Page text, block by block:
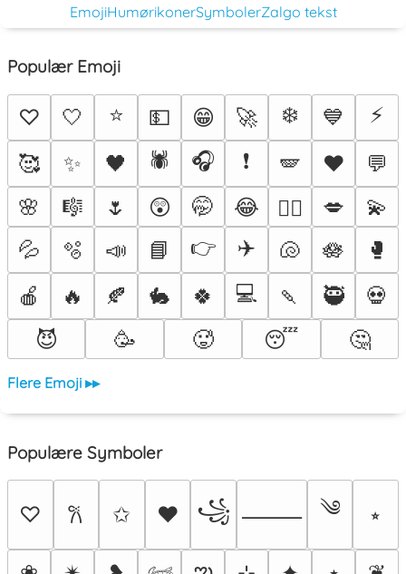
EmojiHumørikonerSymbolerZalgo tekst
Populær Emoji
♡ 🤍 ⭐ 💵 😁 🚀 ❄️ 💙
⚡
🥰
✨ 🖤 🕷️ 🎧 ❗ 🪽 ♥️
💬
🌸
🎼 🌷 😲 🤭 😂 ❤️‍🔥 💋
💫
💦
🫧 📣 📘 👉 ✈️ 🐚 🪷
🥊
🍎
🔥 🍂 🐇 🍀 💻 🍡 🥷
💀
😈
🥳 🥵 😴 🤔
Flere Emoji ▸▸
Populære Symboler
♡ 𐙚 ✩ ♥ ꧁ ⸻ ༄ ⭒